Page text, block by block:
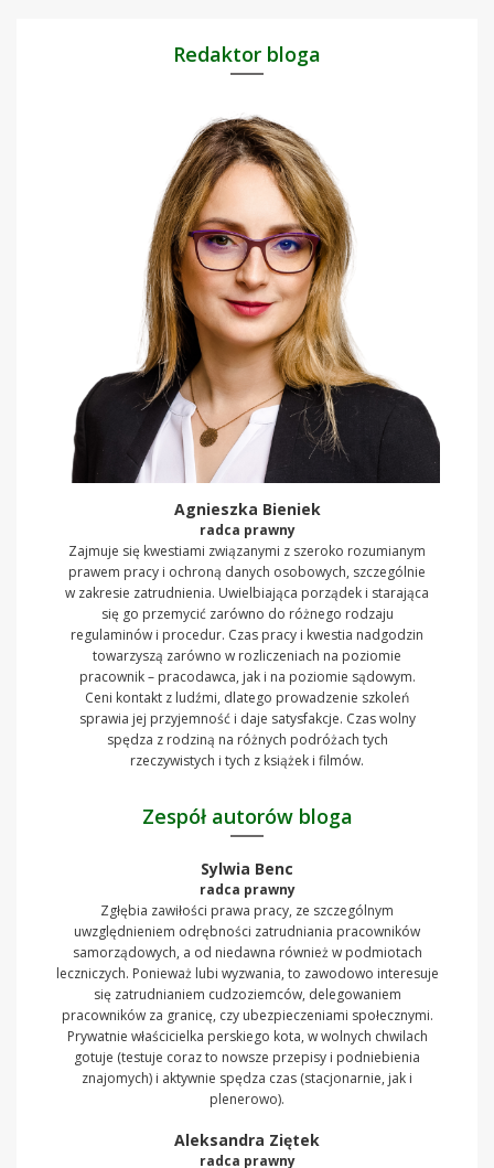
Redaktor bloga
Agnieszka Bieniek
radca prawny
Zajmuje się kwestiami związanymi z szeroko rozumianym
prawem pracy i ochroną danych osobowych, szczególnie
w zakresie zatrudnienia. Uwielbiająca porządek i starająca
się go przemycić zarówno do różnego rodzaju
regulaminów i procedur. Czas pracy i kwestia nadgodzin
towarzyszą zarówno w rozliczeniach na poziomie
pracownik – pracodawca, jak i na poziomie sądowym.
Ceni kontakt z ludźmi, dlatego prowadzenie szkoleń
sprawia jej przyjemność i daje satysfakcje. Czas wolny
spędza z rodziną na różnych podróżach tych
rzeczywistych i tych z książek i filmów.
Zespół autorów bloga
Sylwia Benc
radca prawny
Zgłębia zawiłości prawa pracy, ze szczególnym
uwzględnieniem odrębności zatrudniania pracowników
samorządowych, a od niedawna również w podmiotach
leczniczych. Ponieważ lubi wyzwania, to zawodowo interesuje
się zatrudnianiem cudzoziemców, delegowaniem
pracowników za granicę, czy ubezpieczeniami społecznymi.
Prywatnie właścicielka perskiego kota, w wolnych chwilach
gotuje (testuje coraz to nowsze przepisy i podniebienia
znajomych) i aktywnie spędza czas (stacjonarnie, jak i
plenerowo).
Aleksandra Ziętek
radca prawny